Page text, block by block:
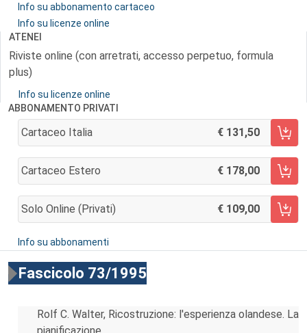
Info su abbonamento cartaceo
Info su licenze online
ATENEI
Riviste online (con arretrati, accesso perpetuo, formula
plus)
Info su licenze online
ABBONAMENTO PRIVATI
Cartaceo Italia 131,50
AGGIUNGI AL CARRELLO
Cartaceo Estero 178,00
AGGIUNGI AL CARRELLO
Solo Online (privati) 109,00
AGGIUNGI AL CARRELLO
Info su abbonamenti
Fascicolo 73/1995
Rolf C. Walter, Ricostruzione: l'esperienza olandese. La